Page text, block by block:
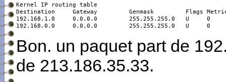
Kernel IP routing table
Destination     Gateway         Genmask         Flags
192.168.1.0     0.0.0.0         255.255.255.0   U     0
192.168.0.0     0.0.0.0         255.255.255.0   U     0
Bon. un paquet part de
de 213.186.35.33.